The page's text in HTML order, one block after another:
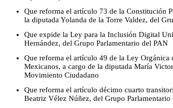
Que reforma el artículo 73 de la Constitución
la diputada Yolanda de la Torre Valdez, del
Que expide la Ley para la Inclusión Digital
Hernández, del Grupo Parlamentario del PAN
Que reforma el artículo 49 de la Ley Orgánica
Mexicanos, a cargo de la diputada María
Movimiento Ciudadano
Que reforma el artículo décimo cuarto
Beatriz Vélez Núñez, del Grupo Parlamentario